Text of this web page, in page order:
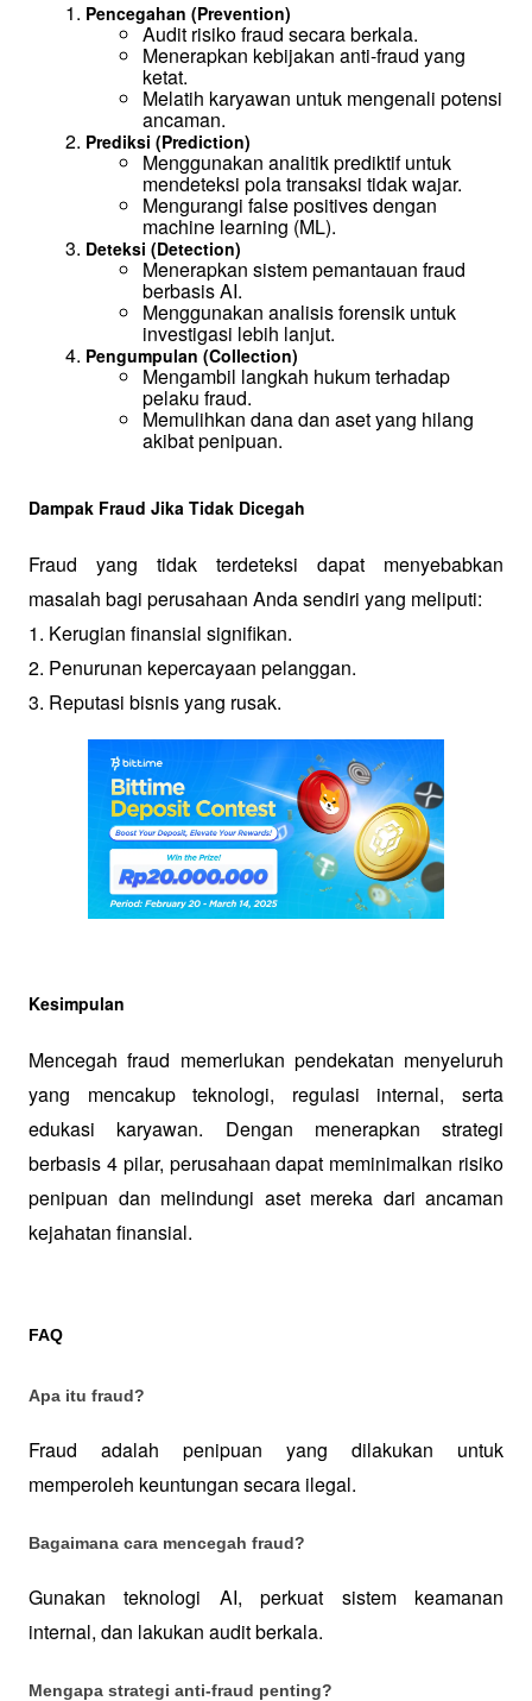
Pencegahan (Prevention)
Audit risiko fraud secara berkala.
Menerapkan kebijakan anti-fraud yang
ketat.
Melatih karyawan untuk mengenali potensi
ancaman.
Prediksi (Prediction)
Menggunakan analitik prediktif untuk
mendeteksi pola transaksi tidak wajar.
Mengurangi false positives dengan
machine learning (ML).
Deteksi (Detection)
Menerapkan sistem pemantauan fraud
berbasis AI.
Menggunakan analisis forensik untuk
investigasi lebih lanjut.
Pengumpulan (Collection)
Mengambil langkah hukum terhadap
pelaku fraud.
Memulihkan dana dan aset yang hilang
akibat penipuan.
Dampak Fraud Jika Tidak Dicegah
Fraud yang tidak terdeteksi dapat menyebabkan
masalah bagi perusahaan Anda sendiri yang meliputi:
1. Kerugian finansial signifikan.
2. Penurunan kepercayaan pelanggan.
3. Reputasi bisnis yang rusak.
Kesimpulan
Mencegah fraud memerlukan pendekatan menyeluruh
yang mencakup teknologi, regulasi internal, serta
edukasi karyawan. Dengan menerapkan strategi
berbasis 4 pilar, perusahaan dapat meminimalkan risiko
penipuan dan melindungi aset mereka dari ancaman
kejahatan finansial.
FAQ
Apa itu fraud?
Fraud adalah penipuan yang dilakukan untuk
memperoleh keuntungan secara ilegal.
Bagaimana cara mencegah fraud?
Gunakan teknologi AI, perkuat sistem keamanan
internal, dan lakukan audit berkala.
Mengapa strategi anti-fraud penting?